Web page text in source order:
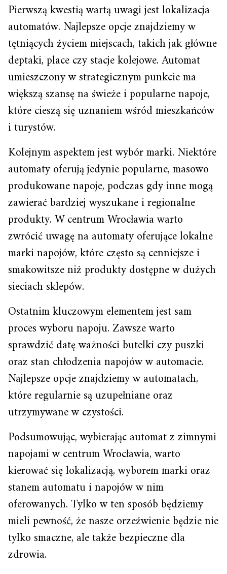
Pierwszą kwestią wartą uwagi jest lokalizacja
automatów. Najlepsze opcje znajdziemy w
tętniących życiem miejscach, takich jak główne
deptaki, place czy stacje kolejowe. Automat
umieszczony w strategicznym punkcie ma
większą szansę na świeże i popularne napoje,
które cieszą się uznaniem wśród mieszkańców
i turystów.
Kolejnym aspektem jest wybór marki. Niektóre
automaty oferują jedynie popularne, masowo
produkowane napoje, podczas gdy inne mogą
zawierać bardziej wyszukane i regionalne
produkty. W centrum Wrocławia warto
zwrócić uwagę na automaty oferujące lokalne
marki napojów, które często są cenniejsze i
smakowitsze niż produkty dostępne w dużych
sieciach sklepów.
Ostatnim kluczowym elementem jest sam
proces wyboru napoju. Zawsze warto
sprawdzić datę ważności butelki czy puszki
oraz stan chłodzenia napojów w automacie.
Najlepsze opcje znajdziemy w automatach,
które regularnie są uzupełniane oraz
utrzymywane w czystości.
Podsumowując, wybierając automat z zimnymi
napojami w centrum Wrocławia, warto
kierować się lokalizacją, wyborem marki oraz
stanem automatu i napojów w nim
oferowanych. Tylko w ten sposób będziemy
mieli pewność, że nasze orzeźwienie będzie nie
tylko smaczne, ale także bezpieczne dla
zdrowia.